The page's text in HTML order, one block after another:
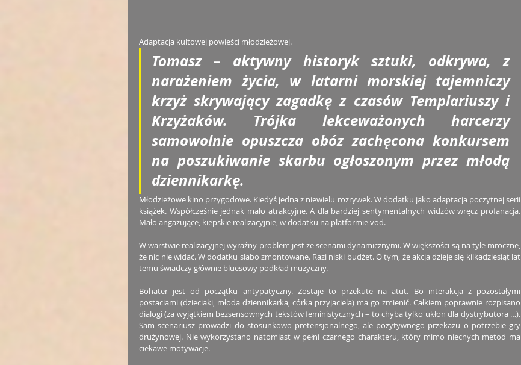
Adaptacja kultowej powieści młodzieżowej.
Tomasz – aktywny historyk sztuki, odkrywa, z
narażeniem życia, w latarni morskiej tajemniczy
krzyż skrywający zagadkę z czasów Templariuszy i
Krzyżaków. Trójka lekceważonych harcerzy
samowolnie opuszcza obóz zachęcona konkursem
na poszukiwanie skarbu ogłoszonym przez młodą
dziennikarkę.
Młodzieżowe kino przygodowe. Kiedyś jedna z niewielu rozrywek. W dodatku jako adaptacja poczytnej serii
książek. Współcześnie jednak mało atrakcyjne. A dla bardziej sentymentalnych widzów wręcz profanacja.
Mało angażujące, kiepskie realizacyjnie, w dodatku na platformie vod.
W warstwie realizacyjnej wyraźny problem jest ze scenami dynamicznymi. W większości są na tyle mroczne,
że nic nie widać. W dodatku słabo zmontowane. Razi niski budżet. O tym, że akcja dzieje się kilkadziesiąt lat
temu świadczy głównie bluesowy podkład muzyczny.
Bohater jest od początku antypatyczny. Zostaje to przekute na atut. Bo interakcja z pozostałymi
postaciami (dzieciaki, młoda dziennikarka, córka przyjaciela) ma go zmienić. Całkiem poprawnie rozpisano
dialogi (za wyjątkiem bezsensownych tekstów feministycznych – to chyba tylko ukłon dla dystrybutora …).
Sam scenariusz prowadzi do stosunkowo pretensjonalnego, ale pozytywnego przekazu o potrzebie gry
drużynowej. Nie wykorzystano natomiast w pełni czarnego charakteru, który mimo niecnych metod ma
ciekawe motywacje.